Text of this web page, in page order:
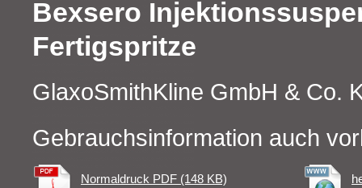
Bexsero
Fertigspritze
GlaxoSmithKline GmbH & Co.
Gebrauchsinformation auch
Normaldruck PDF (148 KB)